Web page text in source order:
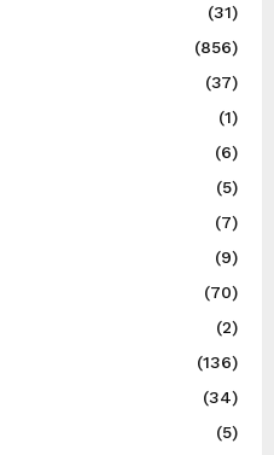
(31)
(856)
(37)
(1)
(6)
(5)
(7)
(9)
(70)
(2)
(136)
(34)
(5)